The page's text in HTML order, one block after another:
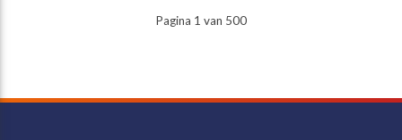
Pagina 1 van 500